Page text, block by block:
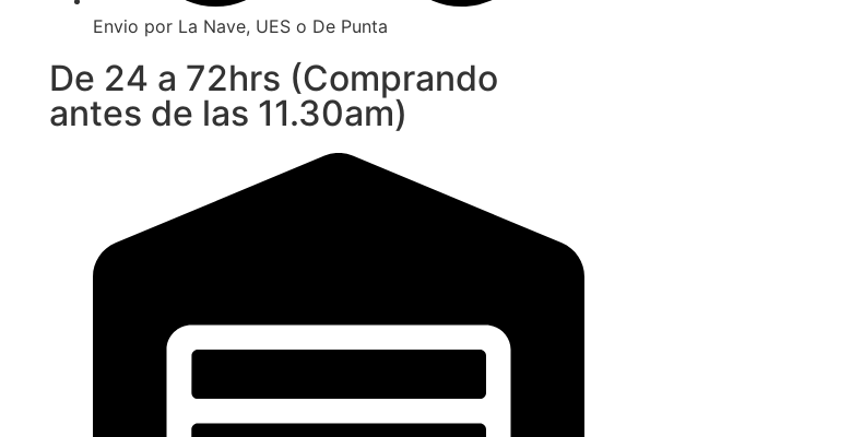
Envio por La Nave, UES o De Punta
De 24 a 72hrs (Comprando
antes de las 11.30am)